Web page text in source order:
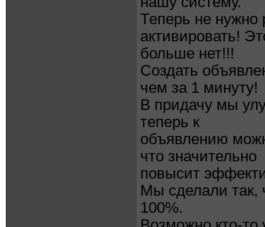
Теперь не нужно
активировать!
больше нет!!!
Создать
чем за 1 минуту!
В придачу мы
теперь к
объявлению
что значительно
повысит
Мы сделали так,
100%.